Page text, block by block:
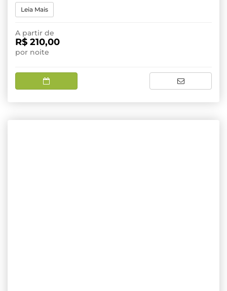
Leia Mais
A partir de
R$ 210,00
por noite